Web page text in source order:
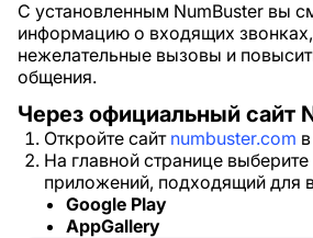
С установленным NumBuster вы
информацию о входящих звонках,
нежелательные вызовы и
общения.
Через официальный сайт
Откройте сайт numbuster.com
На главной странице выберите
приложений, подходящий для
Google Play
AppGallery